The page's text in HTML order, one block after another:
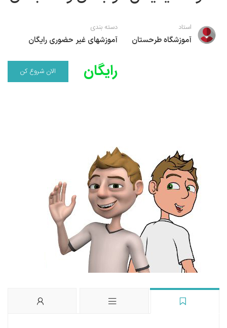
نقاشی آبرنگ
خوشنویسی با خودکار
استاد
آموزشگاه طرحستان
دسته بندی
آموزشهای غیر حضوری رایگان
رایگان الان شروع کن